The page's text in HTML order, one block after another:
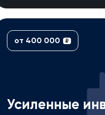
от 400 000 ₽
Усиленные